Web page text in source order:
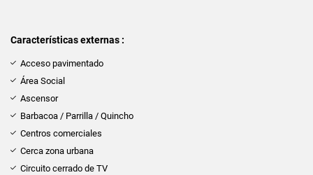
Características externas :
Acceso pavimentado
Área Social
Ascensor
Barbacoa / Parrilla / Quincho
Centros comerciales
Cerca zona urbana
Circuito cerrado de TV